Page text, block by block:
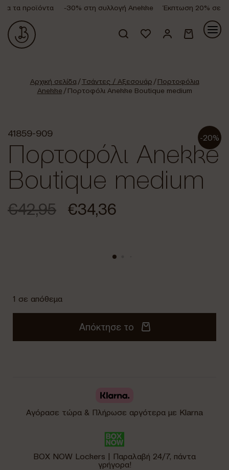
τα προϊόντα -30% στη συλλογή Anekke Έκπτωση 20% σε
Αρχική σελίδα/Τσάντες / Αξεσουάρ /Πορτοφόλια
Anekke / Πορτοφόλι Anekke Boutique medium
-20%
41859-909
Πορτοφόλι Anekke
Boutique medium
€42,95 €34,36
1 σε απόθεμα
Απόκτησε το
Αγόρασε τώρα & Πλήρωσε αργότερα με Klarna
BOX NOW Lockers | Παραλαβή 24/7, πάντα
γρήγορα!